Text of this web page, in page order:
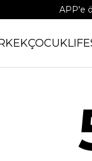
APP'e
ÇOCUK